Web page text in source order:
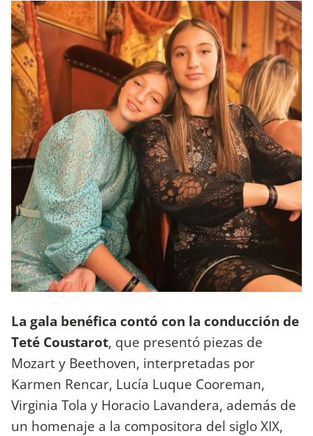
La gala benéfica contó con la conducción de
Teté Coustarot, que presentó piezas de
Mozart y Beethoven, interpretadas por
Karmen Rencar, Lucía Luque Cooreman,
Virginia Tola y Horacio Lavandera, además de
un homenaje a la compositora del siglo XIX,